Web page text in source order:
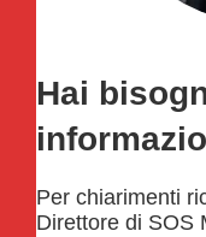
Hai
Per chiarimenti
Direttore di SOS